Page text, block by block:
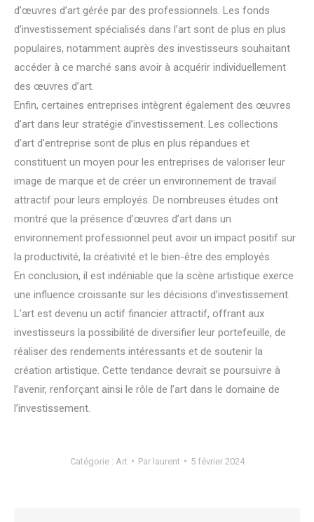
d’œuvres d’art gérée par des professionnels. Les fonds
d’investissement spécialisés dans l’art sont de plus en plus
populaires, notamment auprès des investisseurs souhaitant
accéder à ce marché sans avoir à acquérir individuellement
des œuvres d’art.
Enfin, certaines entreprises intègrent également des œuvres
d’art dans leur stratégie d’investissement. Les collections
d’art d’entreprise sont de plus en plus répandues et
constituent un moyen pour les entreprises de valoriser leur
image de marque et de créer un environnement de travail
attractif pour leurs employés. De nombreuses études ont
montré que la présence d’œuvres d’art dans un
environnement professionnel peut avoir un impact positif sur
la productivité, la créativité et le bien-être des employés.
En conclusion, il est indéniable que la scène artistique exerce
une influence croissante sur les décisions d’investissement.
L’art est devenu un actif financier attractif, offrant aux
investisseurs la possibilité de diversifier leur portefeuille, de
réaliser des rendements intéressants et de soutenir la
création artistique. Cette tendance devrait se poursuivre à
l’avenir, renforçant ainsi le rôle de l’art dans le domaine de
l’investissement.
Catégorie : Art Par laurent 5 février 2024